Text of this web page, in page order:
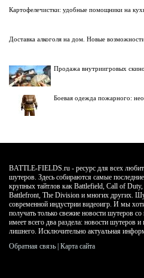
Картофелечистки: удобные помощники на
Доставка алкоголя на дом. Новые
Продажа внутриигровых
Боевая одежда пожарного:
BATTLE-FIELDS.ru - ресурс для всех
шутеров. Здесь собираются самые
крупных тайтлов как Battlefield, Call of
Battlefront, The Division и многих других.
современной индустрии видеоигр. И мы
получать только свежие новости шутеров
имеет всего два раздела: новости шутеров
лишнего. Исключительно актуальная
Обратная связь Карта сайта